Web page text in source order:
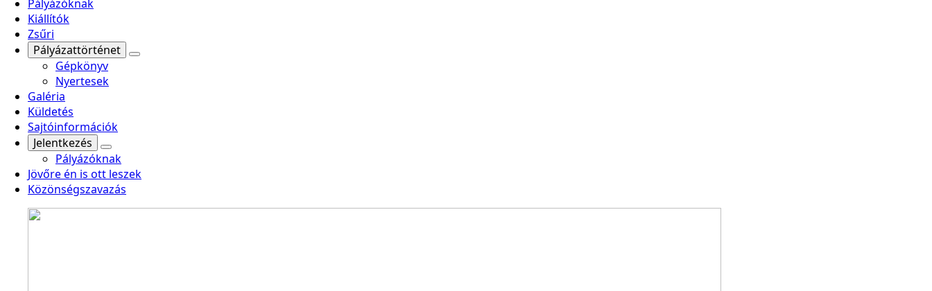
Pályázóknak
Kiállítók
Zsűri
Pályázattörténet
Gépkönyv
Nyertesek
Galéria
Küldetés
Sajtóinformációk
Jelentkezés
Pályázóknak
Jövőre én is ott leszek
Közönségszavazás